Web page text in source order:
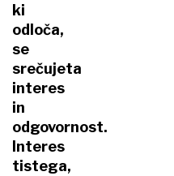
ki
odloča,
se
srečujeta
interes
in
odgovornost.
Interes
tistega,